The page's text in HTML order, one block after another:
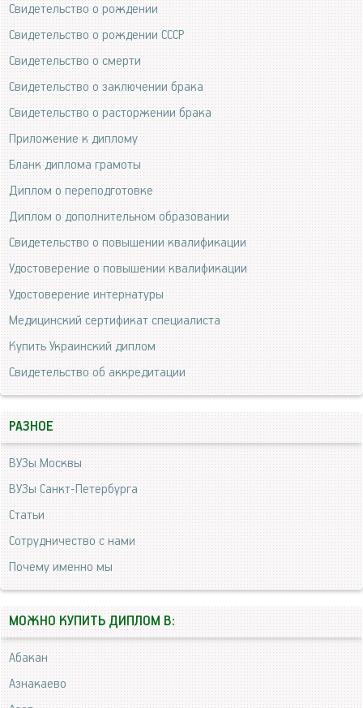
Свидетельство о рождении
Свидетельство о рождении СССР
Свидетельство о смерти
Свидетельство о заключении брака
Свидетельство о расторжении брака
Приложение к диплому
Бланк диплома грамоты
Диплом о переподготовке
Диплом о дополнительном образовании
Свидетельство о повышении квалификации
Удостоверение о повышении квалификации
Удостоверение интернатуры
Медицинский сертификат специалиста
Купить Украинский диплом
Свидетельство об аккредитации
РАЗНОЕ
ВУЗы Москвы
ВУЗы Санкт-Петербурга
Статьи
Сотрудничество с нами
Почему именно мы
МОЖНО КУПИТЬ ДИПЛОМ В:
Абакан
Азнакаево